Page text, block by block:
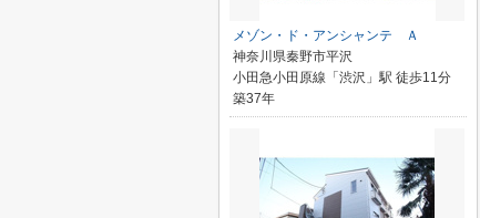
メゾン・ド・アンシャンテ Ａ
神奈川県秦野市平沢
小田急小田原線「渋沢」駅 徒歩11分
築37年